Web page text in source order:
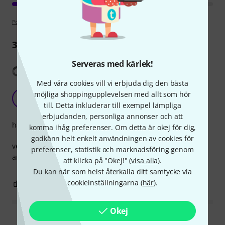
Serveras med kärlek!
Med våra cookies vill vi erbjuda dig den bästa
möjliga shoppingupplevelsen med allt som hör
till. Detta inkluderar till exempel lämpliga
erbjudanden, personliga annonser och att
komma ihåg preferenser. Om detta är okej för dig,
godkänn helt enkelt användningen av cookies för
preferenser, statistik och marknadsföring genom
att klicka på "Okej!" (visa alla).
Du kan när som helst återkalla ditt samtycke via
cookieinställningarna (här).
Okej
Poängpolicy
3Recensioner
Visa översättning
komkov4@mail.ru
Alex Komkov 27.01.2020
very high quality and versatile product, I use it for farms
and subwoofers
hantverkskvalitet
ANMÄL RECENSION
Läs alla recensioner